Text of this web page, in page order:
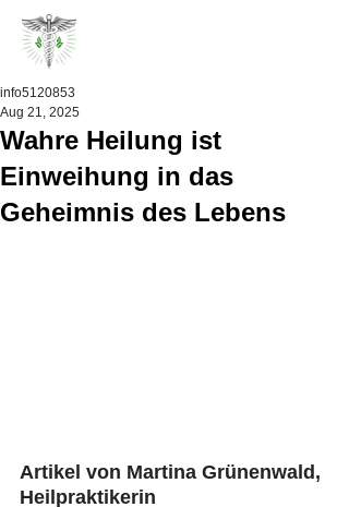
Wahre Heilung ist
Einweihung in das
Geheimnis des Lebens
info5120853
Aug 21, 2025
Artikel von Martina Grünenwald,
Heilpraktikerin